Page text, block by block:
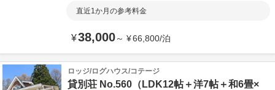
直近1か月の参考料金
¥38,000～ ¥66,800/泊
ロッジ/ログハウス/コテージ
貸別荘 No.560（LDK12帖＋洋7帖＋和6畳×